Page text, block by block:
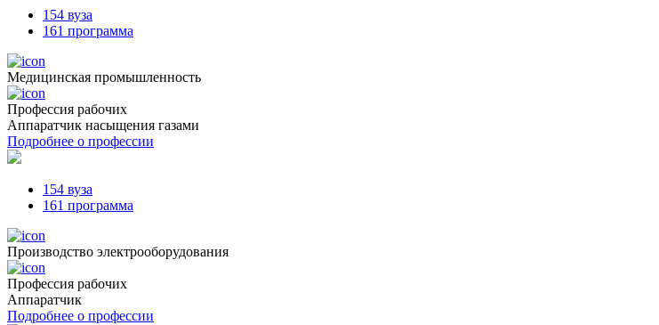
154 вуза
161 программа
Медицинская промышленность
Профессия рабочих
Аппаратчик насыщения газами
Подробнее о профессии
154 вуза
161 программа
Производство электрооборудования
Профессия рабочих
Аппаратчик
Подробнее о профессии